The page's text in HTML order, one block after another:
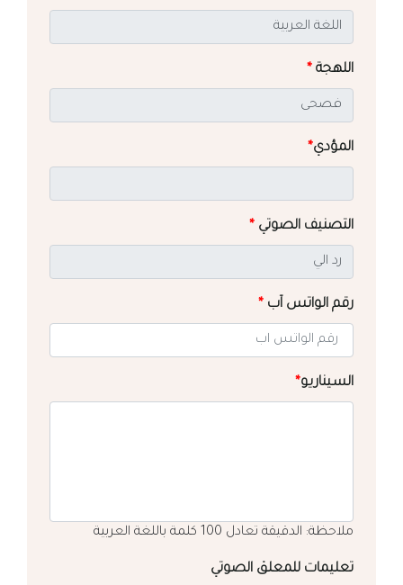
اللهجة *
المؤدي*
التصنيف الصوتي *
رقم الواتس آب *
السيناريو*
ملاحظة: الدقيقة تعادل 100 كلمة باللغة العربية
تعليمات للمعلق الصوتي